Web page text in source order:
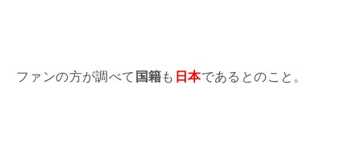
ファンの方が調べて 国籍も 日本であるとのこと。